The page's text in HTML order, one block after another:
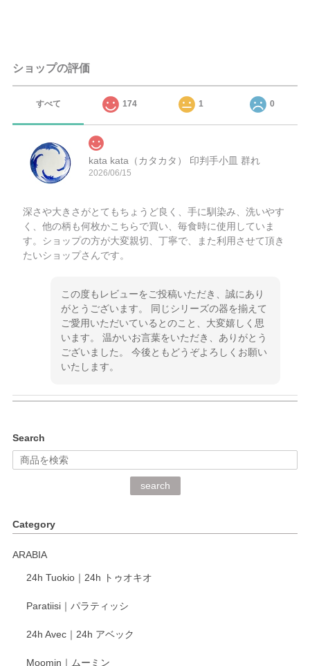
ショップの評価
すべて 174 1 0
kata kata（カタカタ） 印判手小皿 群れ
2026/06/15
深さや大きさがとてもちょうど良く、手に馴染み、洗いやす
く、他の柄も何枚かこちらで買い、毎食時に使用していま
す。ショップの方が大変親切、丁寧で、また利用させて頂き
たいショップさんです。
この度もレビューをご投稿いただき、誠にあり
がとうございます。 同じシリーズの器を揃えて
ご愛用いただいているとのこと、大変嬉しく思
います。 温かいお言葉をいただき、ありがとう
ございました。 今後ともどうぞよろしくお願い
いたします。
深さや大きさがとてもちょうど良く、手に馴染み、洗いやす
く、他の柄も何枚かこちらで買い、毎食時に使用していま
く交換して下さいました。
がとうございます。 同じシリーズの器を揃えて
います。 温かいお言葉をいただき、ありがとう
いたします。
Search
search
Category
ARABIA
24h Tuokio｜24h トゥオキオ
Paratiisi｜パラティッシ
24h Avec｜24h アベック
Moomin｜ムーミン